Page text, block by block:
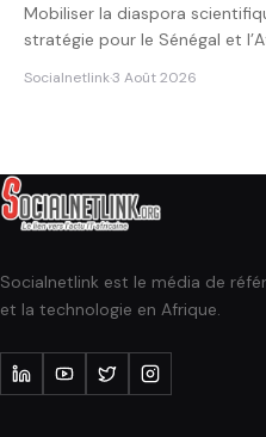
Mobiliser la diaspora
stratégie pour le Sénégal et
Socialnetlink·3 Août 2026
Socialnetlink est le média de
et la technologie en Afrique.